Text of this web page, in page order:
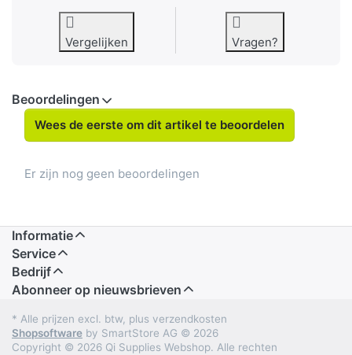
Vergelijken Vragen?
Beoordelingen
Wees de eerste om dit artikel te beoordelen
Er zijn nog geen beoordelingen
Informatie
Service
Bedrijf
Abonneer op nieuwsbrieven
* Alle prijzen excl. btw, plus verzendkosten
Shopsoftware by SmartStore AG © 2026
Copyright © 2026 Qi Supplies Webshop. Alle rechten